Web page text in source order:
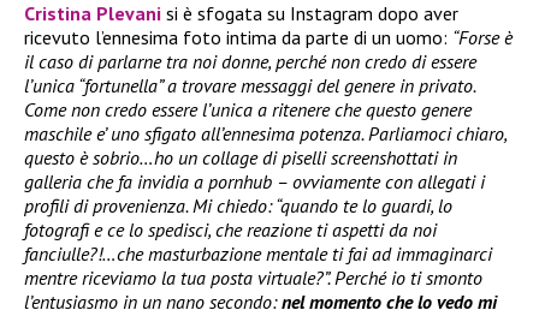
Cristina Plevani si è sfogata su Instagram dopo aver
ricevuto l’ennesima foto intima da parte di un uomo: “Forse è
il caso di parlarne tra noi donne, perché non credo di essere
l’unica “fortunella” a trovare messaggi del genere in privato.
Come non credo essere l’unica a ritenere che questo genere
maschile e’ uno sfigato all’ennesima potenza. Parliamoci chiaro,
questo è sobrio…ho un collage di piselli screenshottati in
galleria che fa invidia a pornhub – ovviamente con allegati i
profili di provenienza. Mi chiedo: “quando te lo guardi, lo
fotografi e ce lo spedisci, che reazione ti aspetti da noi
fanciulle?!…che masturbazione mentale ti fai ad immaginarci
mentre riceviamo la tua posta virtuale?”. Perché io ti smonto
l’entusiasmo in un nano secondo:nel momento che lo vedo mi